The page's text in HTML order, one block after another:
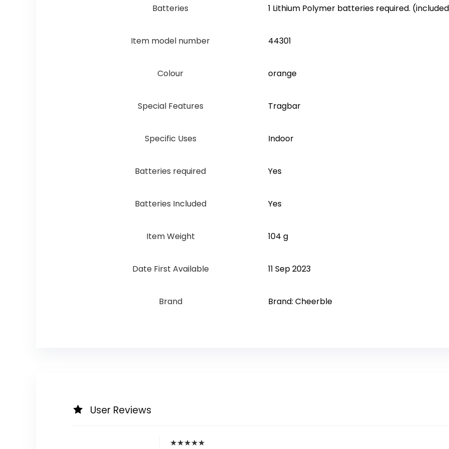
Batteries ‎1 Lithium Polymer batteries required.
Item model number ‎44301
Colour ‎orange
Special Features ‎Tragbar
Specific Uses ‎Indoor
Batteries required ‎Yes
Batteries Included ‎Yes
Item Weight ‎104 g
Date First Available 11 Sep 2023
Brand Brand: Cheerble
User Reviews
★★★★★